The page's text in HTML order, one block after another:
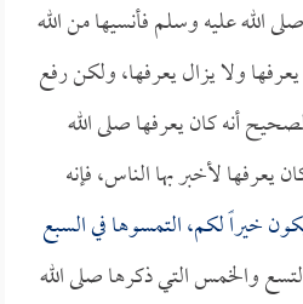
الله عليه وسلم فأنسيها من الله
ولا يزال يعرفها، ولكن رفع
أنه كان يعرفها صلى الله
يعرفها لأخبر بها الناس، فإنه
خيراً لكم، التمسوها في السبع
والخمس التي ذكرها صلى الله